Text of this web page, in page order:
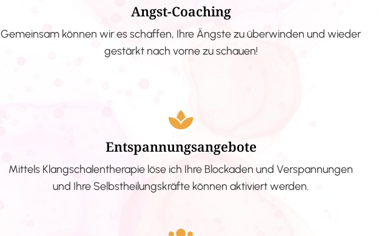
Angst-Coaching
Gemeinsam können wir es schaffen, Ihre Ängste zu überwinden und wieder
gestärkt nach vorne zu schauen!
Entspannungsangebote
Mittels Klangschalentherapie löse ich Ihre Blockaden und Verspannungen
und Ihre Selbstheilungskräfte können aktiviert werden.